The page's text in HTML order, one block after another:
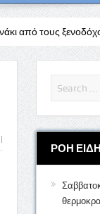
Πάφου: Μόλις
ΡΟΗ